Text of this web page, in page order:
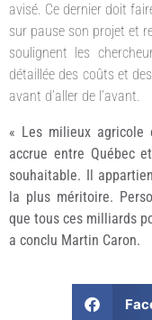
avisé. Ce dernier doit
sur pause son projet et
soulignent les
détaillée des coûts et
avant d’aller de l’avant.
« Les milieux agricole
accrue entre Québec
souhaitable. Il
la plus méritoire.
que tous ces milliards
a conclu Martin Caron.